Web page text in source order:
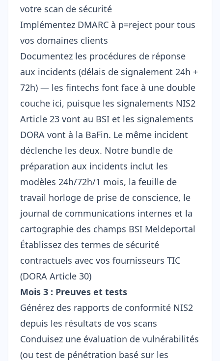
votre scan de sécurité
Implémentez DMARC à p=reject pour tous
vos domaines clients
Documentez les procédures de réponse
aux incidents (délais de signalement 24h +
72h) — les fintechs font face à une double
couche ici, puisque les signalements NIS2
Article 23 vont au BSI et les signalements
DORA vont à la BaFin. Le même incident
déclenche les deux. Notre bundle de
préparation aux incidents inclut les
modèles 24h/72h/1 mois, la feuille de
travail horloge de prise de conscience, le
journal de communications internes et la
cartographie des champs BSI Meldeportal
Établissez des termes de sécurité
contractuels avec vos fournisseurs TIC
(DORA Article 30)
Mois 3 : Preuves et tests
Générez des rapports de conformité NIS2
depuis les résultats de vos scans
Conduisez une évaluation de vulnérabilités
(ou test de pénétration basé sur les